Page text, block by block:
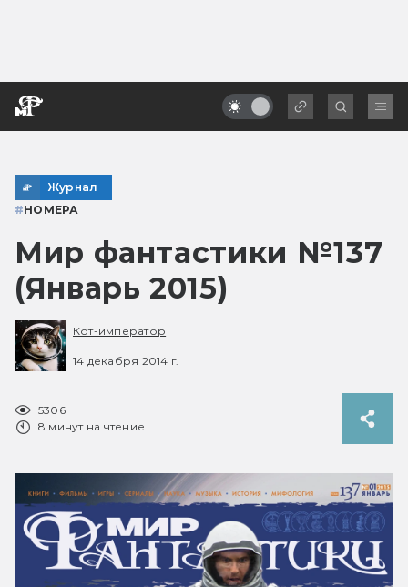
Журнал
#НОМЕРА
Мир фантастики №137
(Январь 2015)
Кот-император
14 декабря 2014 г.
5306
8 минут на чтение